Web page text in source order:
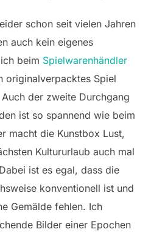
schon seit vielen Jahren
auch kein eigenes
beim Spielwarenhändler
originalverpacktes Spiel
der zweite Durchgang
ist so spannend wie beim
macht die Kunstbox Lust,
Kultururlaub auch mal
ist es egal, dass die
konventionell ist und
Gemälde fehlen. Ich
Bilder einer Epochen